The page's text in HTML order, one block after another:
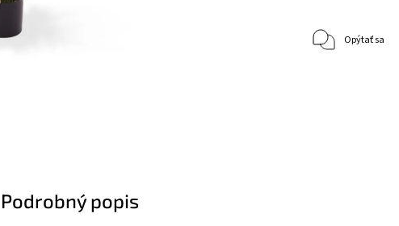
Opýtať sa
Podrobný popis